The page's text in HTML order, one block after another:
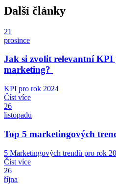
Další články
21
prosince
Jak si zvolit relevantní
marketing?
KPI pro rok 2024
Číst více
26
listopadu
Top 5 marketingových
5 Marketingových trendů pro rok
Číst více
26
října